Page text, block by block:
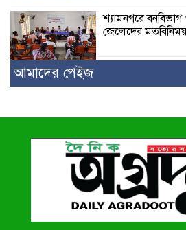
শ্যামনগরে
জেলেদের
আমাদের পেইজ